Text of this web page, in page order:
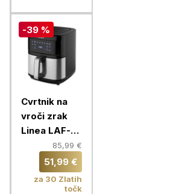
W
-39 %
Cvrtnik na
vroči zrak
Linea LAF-
0569, 6,5 l
85,99 €
51,99 €
za 30 Zlatih
točk